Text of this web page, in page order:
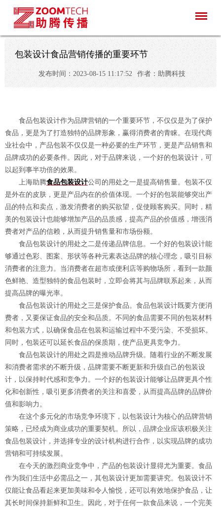
包装设计食品营销传播的重要环节
发布时间：2023-08-15 11:17:52 作者：助腾科技
食品包装设计作为品牌营销的一个重要环节，不仅仅是为了保护
食品，更是为了打造独特的品牌形象，赢得消费者的青睐。在现代商
业社会中，产品包装不仅仅是一种必要的生产环节，更是产品销售和
品牌成功的必要条件。因此，对于品牌来说，一个好的包装设计，可
以起到事半功倍的效果。
上海助腾食品包装设计公司的用处之一是提高销售量。包装不仅
是外在的皮肤，更是产品内在的价值体现。一个好的包装能够突出产
品的特点和卖点，激发消费者的购买欲望，促使顾客购买。同时，精
美的包装设计也能够增加产品的品质感，提高产品的价值感，增强消
费者对产品的信赖，从而提升销售量和市场份额。
食品包装设计的用处之二是传递品牌信息。一个好的包装设计能
够通过色彩、图案、形状等各种元素表达品牌的核心理念，吸引目标
消费者的注意力。当消费者在超市或便利店等购物场所，看到一款颜
色鲜艳、造型独特的食品包装时，立即会将其与品牌联系起来，从而
提高品牌的曝光率。
食品包装设计的用处之三是保护食品。食品包装设计既要方便消
费者，又要保证食品的安全和品质。不同的食品需要不同的包装材料
和包装方式，以确保食品在包装和运输过程中不受污染、不受损坏。
同时，包装还可以延长食品的保质期，使产品更具竞争力。
食品包装设计的用处之四是推动品牌升级。随着行业的不断发展
和消费者需求的不断升级，品牌需要不断更新和升级自己的包装设
计，以保持时代感和竞争力。一个好的包装设计能够让品牌更具个性
化和创新性，吸引更多消费者的关注和喜爱，从而提高品牌的品牌价
值和影响力。
在这个多元化的市场竞争环境下，以包装设计为核心的品牌营销
策略，已经成为商业成功的重要契机。所以，品牌企业应该积极关注
食品包装设计，并选择专业的设计机构进行合作，以实现品牌的成功
营销和可持续发展。
在今天的激烈商业竞争中，产品的包装设计显得尤为重要。食品
作为我们生活中必需品之一，其包装设计更加需要讲究。包装设计不
仅能让食品看起来更加美味和令人愉悦，还可以有效地保护食品，让
其长时间保持新鲜和卫生。因此，对于任何一款食品来说，一个完美